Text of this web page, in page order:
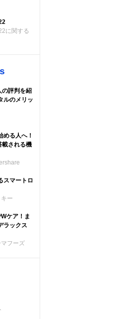
に関する
評判を紹
ルのメリッ
める人へ！
される機
スマートロ
ー
ケア！ま
ラックス
フーズ